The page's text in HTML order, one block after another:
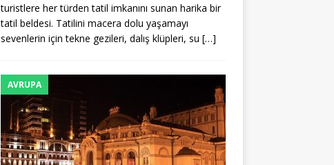
turistlere her türden tatil imkanını sunan harika bir
tatil beldesi. Tatilini macera dolu yaşamayı
sevenlerin için tekne gezileri, dalış klüpleri, su […]
AVRUPA